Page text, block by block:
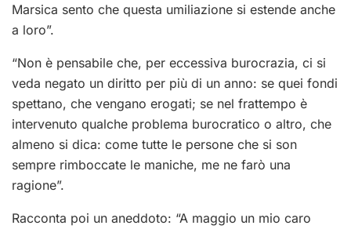
Marsica sento che questa umiliazione si estende anche
a loro”.
“Non è pensabile che, per eccessiva burocrazia, ci si
veda negato un diritto per più di un anno: se quei fondi
spettano, che vengano erogati; se nel frattempo è
intervenuto qualche problema burocratico o altro, che
almeno si dica: come tutte le persone che si son
sempre rimboccate le maniche, me ne farò una
ragione”.
Racconta poi un aneddoto: “A maggio un mio caro